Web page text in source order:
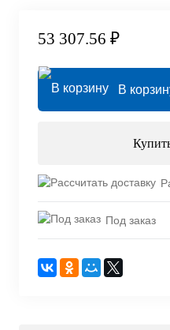
53 307.56 ₽
В
Под заказ